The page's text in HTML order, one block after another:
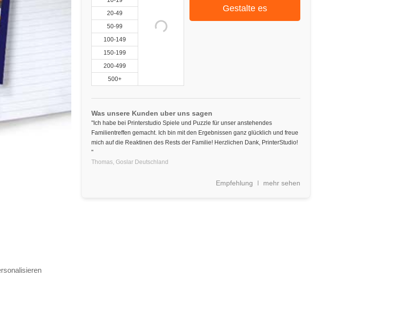
20-49
50-99
100-149
150-199
200-499
500+
Gestalte es
Was unsere Kunden uber uns sagen
"Ich habe bei Printerstudio Spiele und Puzzle für unser anstehendes
Familientreffen gemacht. Ich bin mit den Ergebnissen ganz glücklich und freue
mich auf die Reaktinen des Rests der Familie! Herzlichen Dank, PrinterStudio!
"
Thomas, Goslar Deutschland
Empfehlung mehr sehen